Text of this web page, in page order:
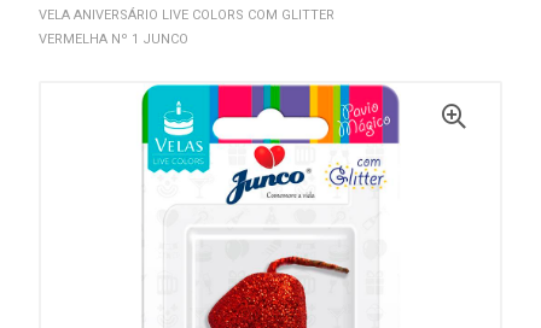
VELA ANIVERSÁRIO LIVE COLORS COM GLITTER
VERMELHA Nº 1 JUNCO